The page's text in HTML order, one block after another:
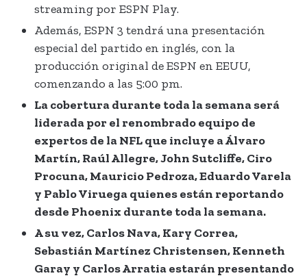
streaming por ESPN Play.
Además, ESPN 3 tendrá una presentación
especial del partido en inglés, con la
producción original de ESPN en EEUU,
comenzando a las 5:00 pm.
La cobertura durante toda la semana será
liderada porel renombradoequipode
expertos de la NFLque incluye aÁlvaro
Martín, Raúl Allegre, John Sutcliffe, Ciro
Procuna, Mauricio Pedroza, Eduardo Varela
y Pablo Viruega quienes están reportando
desde Phoenix durante toda la semana.
A su vez, Carlos Nava, Kary Correa,
Sebastián Martínez Christensen, Kenneth
Garay y Carlos Arratia estarán presentando